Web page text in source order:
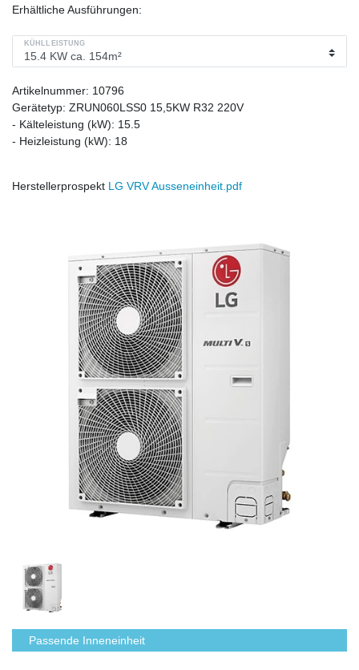
Erhältliche Ausführungen:
KÜHLLEISTUNG
Artikelnummer: 10796
Gerätetyp: ZRUN060LSS0 15,5KW R32 220V
- Kälteleistung (kW): 15.5
- Heizleistung (kW): 18
Herstellerprospekt LG VRV Ausseneinheit.pdf
Passende Inneneinheit